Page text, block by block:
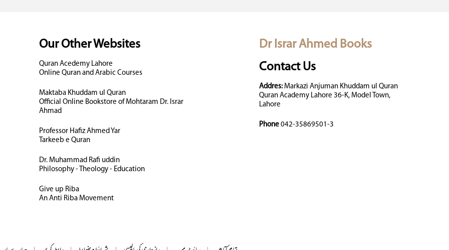
Dr Israr Ahmed Books
Contact Us
Addres:Markazi Anjuman Khuddam ul Quran
Quran Academy Lahore 36-K, Model Town,
Lahore
Phone 042-35869501-3
Our Other Websites
Quran Acedemy Lahore
Online Quran and Arabic Courses
Maktaba Khuddam ul Quran
Official Online Bookstore of Mohtaram Dr. Israr
Ahmad
Professor Hafiz Ahmed Yar
Tarkeeb e Quran
Dr. Muhammad Rafi uddin
Philosophy - Theology - Education
Give up Riba
An Anti Riba Movement